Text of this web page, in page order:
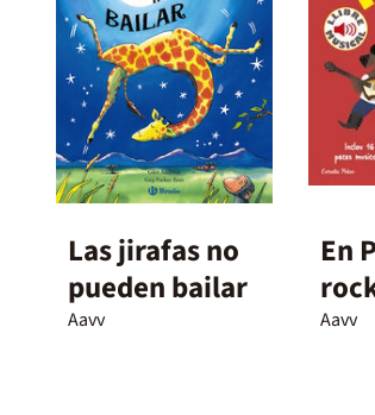
Las jirafas no
pueden bailar
Aavv
En
Aavv